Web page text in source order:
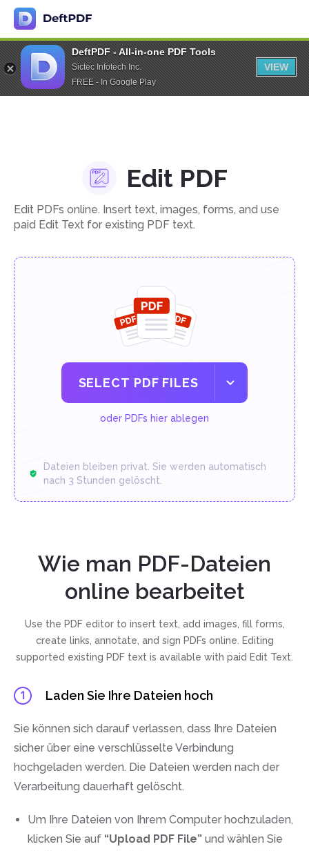
DeftPDF - All-in-one PDF Tools
Sictec Infotech Inc.
FREE - In Google Play
VIEW
Edit PDF
Edit PDFs online. Insert text, images, forms, and use
paid Edit Text for existing PDF text.
SELECT PDF FILES
oder PDFs hier ablegen
Dateien bleiben privat. Sie werden automatisch
nach 3 Stunden gelöscht.
Wie man PDF-Dateien
online bearbeitet
Use the PDF editor to insert text, add images, fill forms,
create links, annotate, and sign PDFs online. Editing
supported existing PDF text is available with paid Edit Text.
1 Laden Sie Ihre Dateien hoch
Sie können sich darauf verlassen, dass Ihre Dateien
sicher über eine verschlüsselte Verbindung
hochgeladen werden. Die Dateien werden nach der
Verarbeitung dauerhaft gelöscht.
Um Ihre Dateien von Ihrem Computer hochzuladen,
klicken Sie auf “Upload PDF File” und wählen Sie